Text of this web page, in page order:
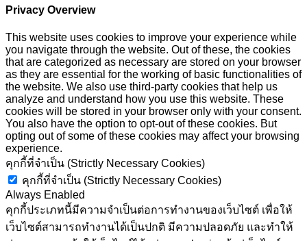
Privacy Overview
This website uses cookies to improve your experience while
you navigate through the website. Out of these, the cookies
that are categorized as necessary are stored on your browser
as they are essential for the working of basic functionalities of
the website. We also use third-party cookies that help us
analyze and understand how you use this website. These
cookies will be stored in your browser only with your consent.
You also have the option to opt-out of these cookies. But
opting out of some of these cookies may affect your browsing
experience.
คุกกี้ที่จำเป็น (Strictly Necessary Cookies)
คุกกี้ที่จำเป็น (Strictly Necessary Cookies)
Always Enabled
คุกกี้ประเภทนี้มีความจำเป็นต่อการทำงานของเว็บไซต์ เพื่อให้
เว็บไซต์สามารถทำงานได้เป็นปกติ มีความปลอดภัย และทำให้